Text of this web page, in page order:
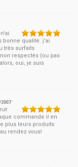
bonne qualité. j'ai
très surfaits
respectés (ou pas
oui, je suis
2007
commande il en
plus leurs produits
rendez vous!